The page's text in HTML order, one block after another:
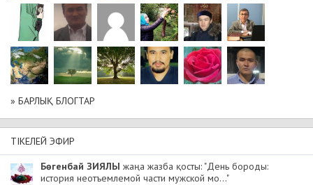
» БАРЛЫҚ БЛОГТАР
ТІКЕЛЕЙ ЭФИР
Бөгенбай ЗИЯЛЫ жаңа жазба қосты: "День бороды:
история неотъемлемой части мужской мо..."